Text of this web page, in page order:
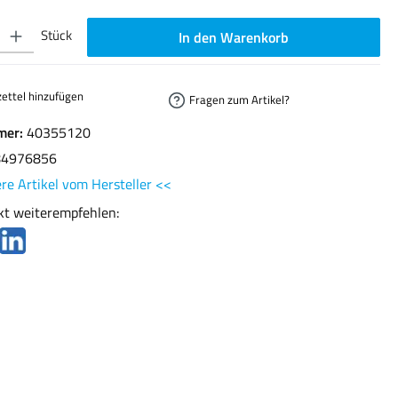
den gewünschten Wert ein oder benutze die Schaltflächen um die Anzahl zu erhöhen
Stück In den Warenkorb
hinzufügen Fragen zum Artikel?
40355120
Artikel vom Hersteller <<
weiterempfehlen: